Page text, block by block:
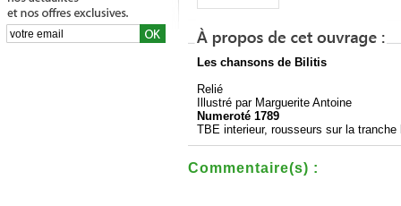
Les chansons de Bilitis
Relié
Illustré par Marguerite Antoine
Numeroté 1789
TBE interieur, rousseurs sur la tranche
Commentaire(s) :